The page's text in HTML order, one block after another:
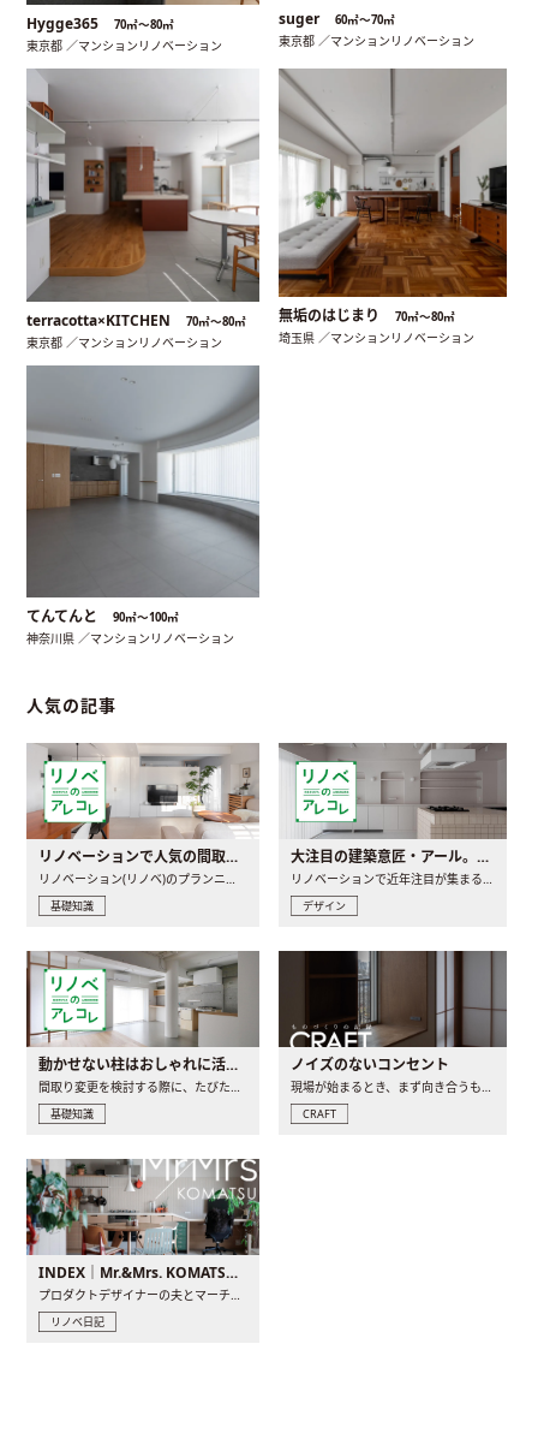
Hygge365 70㎡〜80㎡
東京都 ／マンションリノベーション
suger 60㎡〜70㎡
東京都 ／マンションリノベーション
terracotta×KITCHEN 70㎡〜80㎡
東京都 ／マンションリノベーション
無垢のはじまり 70㎡〜80㎡
埼玉県 ／マンションリノベーション
てんてんと 90㎡〜100㎡
神奈川県 ／マンションリノベーション
人気の記事
リノベーションで人気の間取りとは？トレンドの間取りと実例を徹底解説
リノベーション(リノベ)のプランニングで一番最初に決めるのは..
基礎知識
大注目の建築意匠・アール。人気の理由と空間に取り入れるポイント
リノベーションで近年注目が集まる建築意匠の一つであるアール..
デザイン
動かせない柱はおしゃれに活用！柱を魅せるリノベーション(リノベ)4選
間取り変更を検討する際に、たびたび皆さんの頭を悩ませる動か..
基礎知識
ノイズのないコンセント
現場が始まるとき、まず向き合うものの一つがコンセントです..
CRAFT
INDEX｜Mr.&Mrs. KOMATSU renovation diary
プロダクトデザイナーの夫とマーチャンダイザーの妻が、夫婦で..
リノベ日記